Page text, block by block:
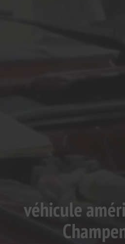
véhicule